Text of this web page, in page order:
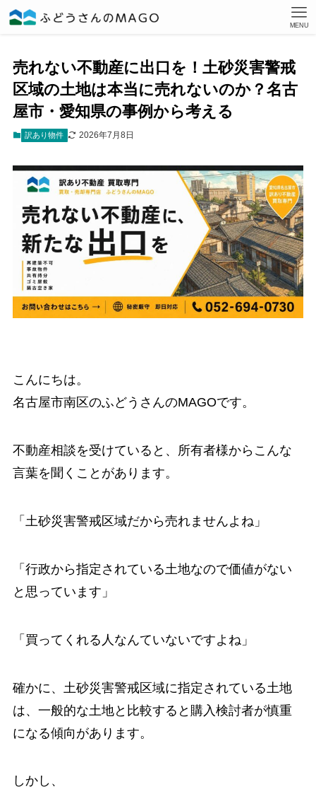
MENU
売れない不動産に出口を！土砂災害警戒
区域の土地は本当に売れないのか？名古
屋市・愛知県の事例から考える
訳あり物件 2026年7月8日
こんにちは。
名古屋市南区のふどうさんのMAGOです。
不動産相談を受けていると、所有者様からこんな
言葉を聞くことがあります。
「土砂災害警戒区域だから売れませんよね」
「行政から指定されている土地なので価値がない
と思っています」
「買ってくれる人なんていないですよね」
確かに、土砂災害警戒区域に指定されている土地
は、一般的な土地と比較すると購入検討者が慎重
になる傾向があります。
しかし、